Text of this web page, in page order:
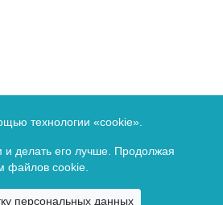
технологии «cookie».
и делать его лучше. Продолжая
файлов cookie.
персональных данных
в сфере связи и массовых